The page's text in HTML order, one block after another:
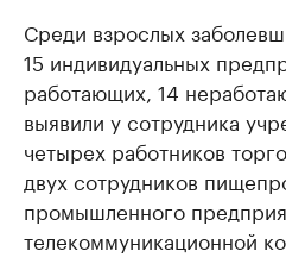
Среди взрослых
15 индивидуальных
работающих, 14
выявили у сотрудника
четырех работников
двух сотрудников
промышленного
телекоммуникационной